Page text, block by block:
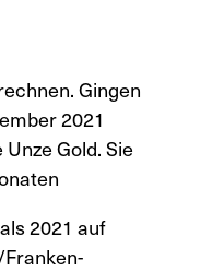
Gingen
2021
Gold. Sie
2021 auf